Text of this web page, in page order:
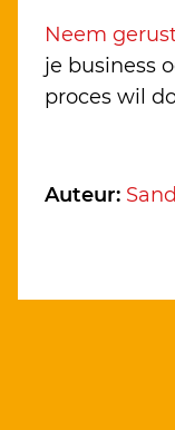
Neem
je business
proces wil
Auteur: